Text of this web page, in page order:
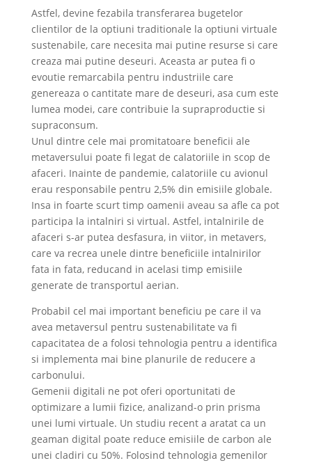
Astfel, devine fezabila transferarea bugetelor
clientilor de la optiuni traditionale la optiuni virtuale
sustenabile, care necesita mai putine resurse si care
creaza mai putine deseuri. Aceasta ar putea fi o
evoutie remarcabila pentru industriile care
genereaza o cantitate mare de deseuri, asa cum este
lumea modei, care contribuie la supraproductie si
supraconsum.
Unul dintre cele mai promitatoare beneficii ale
metaversului poate fi legat de calatoriile in scop de
afaceri. Inainte de pandemie, calatoriile cu avionul
erau responsabile pentru 2,5% din emisiile globale.
Insa in foarte scurt timp oamenii aveau sa afle ca pot
participa la intalniri si virtual. Astfel, intalnirile de
afaceri s-ar putea desfasura, in viitor, in metavers,
care va recrea unele dintre beneficiile intalnirilor
fata in fata, reducand in acelasi timp emisiile
generate de transportul aerian.
Probabil cel mai important beneficiu pe care il va
avea metaversul pentru sustenabilitate va fi
capacitatea de a folosi tehnologia pentru a identifica
si implementa mai bine planurile de reducere a
carbonului.
Gemenii digitali ne pot oferi oportunitati de
optimizare a lumii fizice, analizand-o prin prisma
unei lumi virtuale. Un studiu recent a aratat ca un
geaman digital poate reduce emisiile de carbon ale
unei cladiri cu 50%. Folosind tehnologia gemenilor